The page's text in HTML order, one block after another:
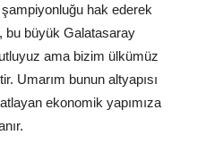
hak ederek
bu büyük Galatasaray
ama bizim ülkümüz
Umarım bunun altyapısı
ekonomik yapımıza